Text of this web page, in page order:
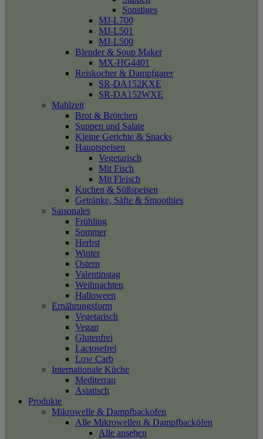
Sonstiges
MJ-L700
MJ-L501
MJ-L500
Blender & Soup Maker
MX-HG4401
Reiskocher & Dampfgarer
SR-DA152KXE
SR-DA152WXE
Mahlzeit
Brot & Brötchen
Suppen und Salate
Kleine Gerichte & Snacks
Hauptspeisen
Vegetarisch
Mit Fisch
Mit Fleisch
Kuchen & Süßspeisen
Getränke, Säfte & Smoothies
Saisonales
Frühling
Sommer
Herbst
Winter
Ostern
Valentinstag
Weihnachten
Halloween
Ernährungsform
Vegetarisch
Vegan
Glutenfrei
Lactosefrei
Low Carb
Internationale Küche
Mediterran
Asiatisch
Produkte
Mikrowelle & Dampfbackofen
Alle Mikrowellen & Dampfbacköfen
Alle ansehen